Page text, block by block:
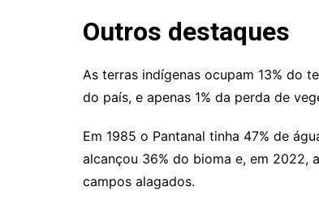
Outros destaques
As terras indígenas ocupam 13% do
do país, e apenas 1% da perda de
Em 1985 o Pantanal tinha 47% de
alcançou 36% do bioma e, em 2022,
campos alagados.